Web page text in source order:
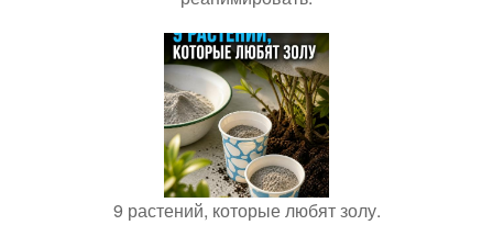
9 растений, которые любят золу.